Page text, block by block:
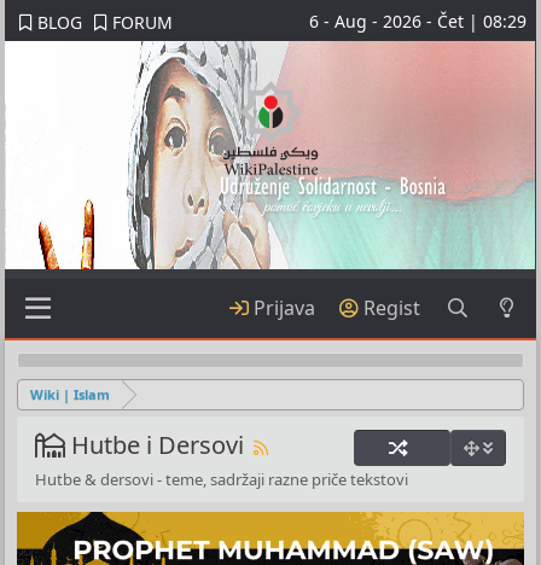
BLOG FORUM 6 - Aug - 2026 - Čet | 08:29
Prijava Regist
Wiki | Islam
Hutbe i Dersovi
Hutbe & dersovi - teme, sadržaji razne priče tekstovi